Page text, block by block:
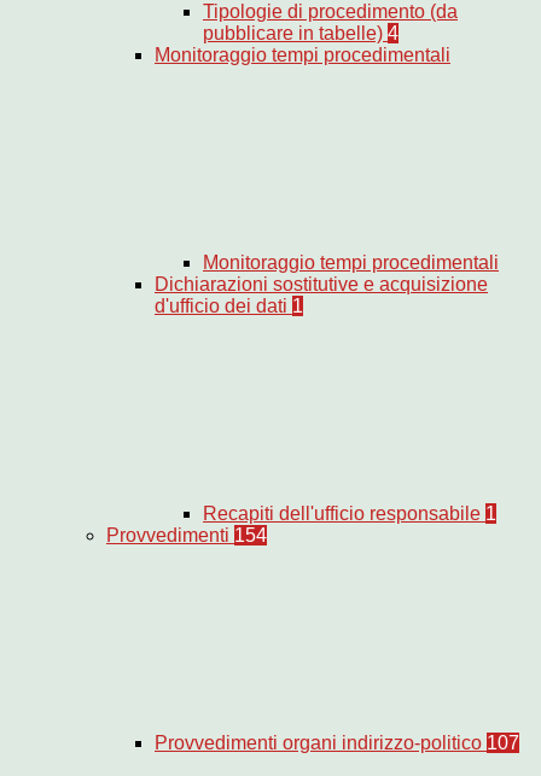
Tipologie di procedimento (da
pubblicare in tabelle) 4
Monitoraggio tempi procedimentali
Monitoraggio tempi procedimentali
Dichiarazioni sostitutive e acquisizione
d'ufficio dei dati 1
Recapiti dell'ufficio responsabile 1
Provvedimenti 154
Provvedimenti organi indirizzo-politico 107